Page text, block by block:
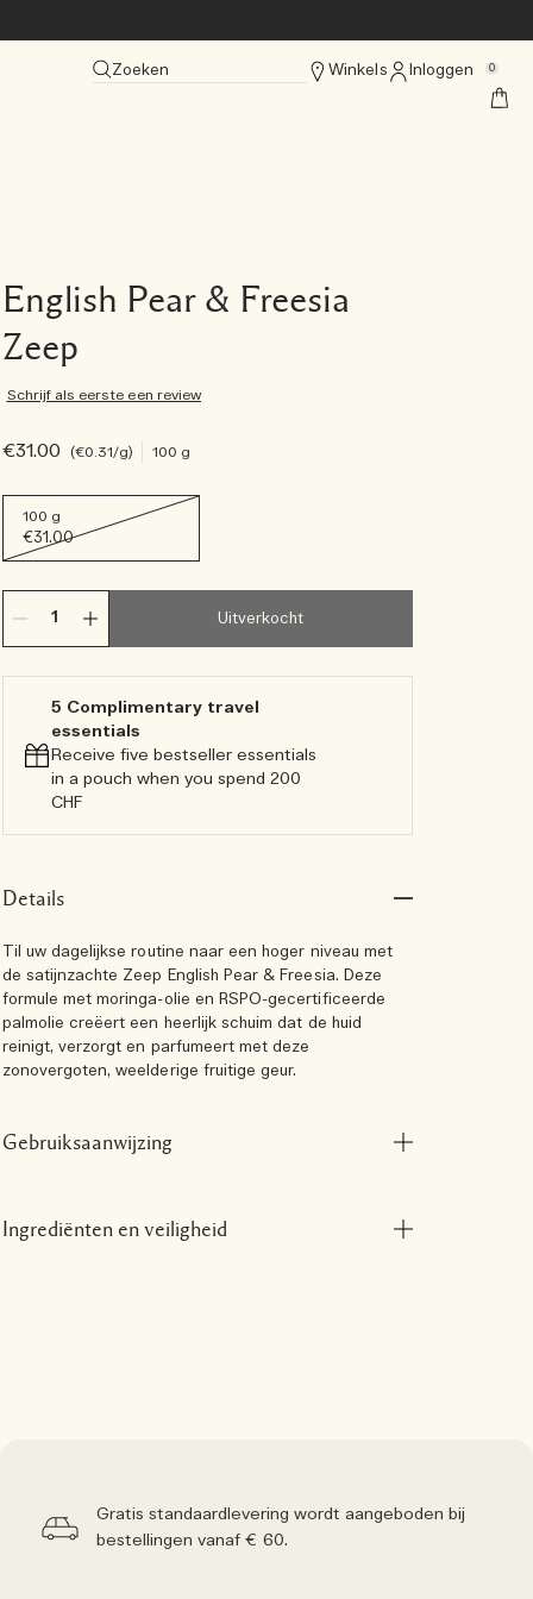
Zoeken Winkels Inloggen 0
English Pear & Freesia
Zeep
Schrijf als eerste een review
€31.00 €0.31/g 100 g
100 g
€31.00
Uitverkocht
5 Complimentary travel
essentials​
Receive five bestseller essentials
in a pouch when you spend 200
CHF
Details
Til uw dagelijkse routine naar een hoger niveau met
de satijnzachte Zeep English Pear & Freesia. Deze
formule met moringa-olie en RSPO-gecertificeerde
palmolie creëert een heerlijk schuim dat de huid
reinigt, verzorgt en parfumeert met deze
zonovergoten, weelderige fruitige geur.
Gebruiksaanwijzing
Ingrediënten en veiligheid
Gratis standaardlevering wordt aangeboden bij
bestellingen vanaf € 60.